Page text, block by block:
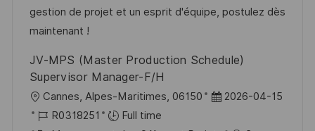
t
i
n
f
h
e
p
s
i
gestion de projet et un esprit d'équipe, postulez dès
maintenant !
JV-MPS (Master Production Schedule)
Supervisor Manager-F/H
o
Cannes, Alpes-Maritimes, 06150
D 2026-04-15
R
R0318251
Full time